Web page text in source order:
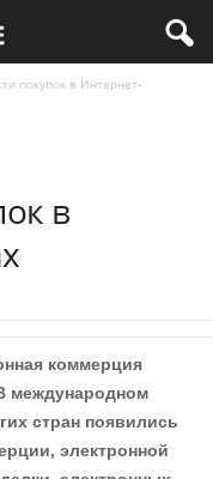
покупок в Интернет-
в
коммерция
международном
стран появились
электронной